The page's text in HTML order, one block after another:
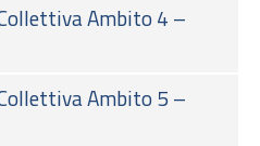
Ambito 4 –
Ambito 5 –